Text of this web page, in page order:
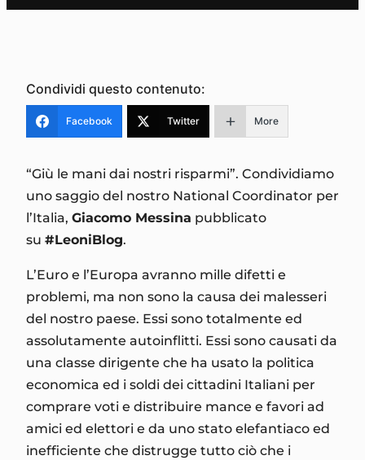
Condividi questo contenuto:
Facebook Twitter More
“Giù le mani dai nostri risparmi”. Condividiamo
uno saggio del nostro National Coordinator per
l’Italia, Giacomo Messina pubblicato
su #LeoniBlog.
L’Euro e l’Europa avranno mille difetti e
problemi, ma non sono la causa dei malesseri
del nostro paese. Essi sono totalmente ed
assolutamente autoinflitti. Essi sono causati da
una classe dirigente che ha usato la politica
economica ed i soldi dei cittadini Italiani per
comprare voti e distribuire mance e favori ad
amici ed elettori e da uno stato elefantiaco ed
inefficiente che distrugge tutto ciò che i